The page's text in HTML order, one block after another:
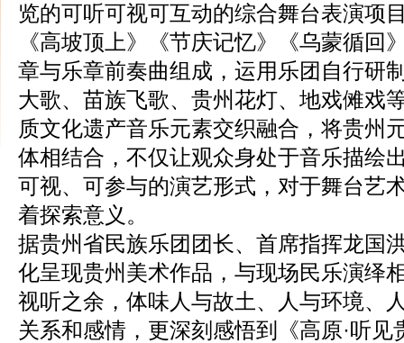
览的可听可视可互动的综合舞台表演项
《高坡顶上》《节庆记忆》《乌蒙循回
章与乐章前奏曲组成，运用乐团自行研
大歌、苗族飞歌、贵州花灯、地戏傩戏
质文化遗产音乐元素交织融合，将贵州
体相结合，不仅让观众身处于音乐描绘
可视、可参与的演艺形式，对于舞台艺
着探索意义。
据贵州省民族乐团团长、首席指挥龙国
化呈现贵州美术作品，与现场民乐演绎
视听之余，体味人与故土、人与环境、
关系和感情，更深刻感悟到《高原·听见